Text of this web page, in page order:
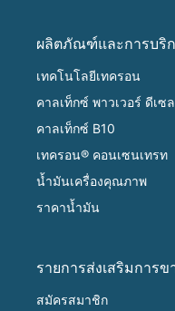
ผลิตภัณฑ์และการบริ
เทคโนโลยีเทครอน
คาลเท็กซ์ พาวเวอร์ ดีเซ
คาลเท็กซ์ B10
เทครอน® คอนเซนเทรท
น้ำมันเครื่องคุณภาพ
ราคาน้ำมัน
รายการส่งเสริมการข
สมัครสมาชิก